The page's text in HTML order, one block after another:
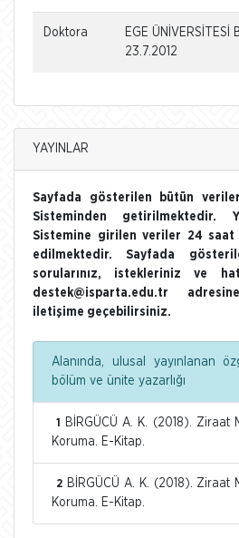
Doktora
EGE ÜNİVERSİTESİ
23.7.2012
YAYINLAR
Sayfada gösterilen bütün
Sisteminden getirilmektedir.
Sistemine girilen veriler 24 saat
edilmektedir. Sayfada
sorularınız, istekleriniz ve
destek@isparta.edu.tr
iletişime geçebilirsiniz.
Alanında, ulusal yayınlanan
bölüm ve ünite yazarlığı
1
BİRGÜCÜ A. K. (2018). Ziraat
Koruma. E-Kitap.
2 BİRGÜCÜ A. K. (2018). Ziraat
Koruma. E-Kitap.